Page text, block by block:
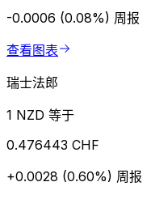
-0.0006 (0.08%) 周报
查看图表
瑞士法郎
1 NZD 等于
0.476443 CHF
+0.0028 (0.60%) 周报